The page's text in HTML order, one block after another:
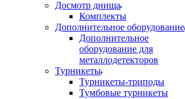
Досмотр днища
Комплекты
Дополнительное оборудование
Дополнительное
оборудование для
металлодетекторов
Турникеты
Турникеты-триподы
Тумбовые турникеты